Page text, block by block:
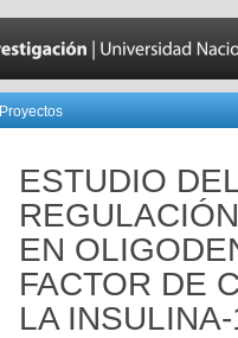
Proyectos
ESTUDIO
EN
FACTOR DE
LA